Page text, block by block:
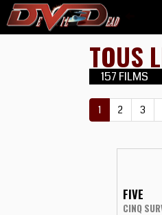
TOUS
157 FILMS
1 2 3
FIVE
CINQ